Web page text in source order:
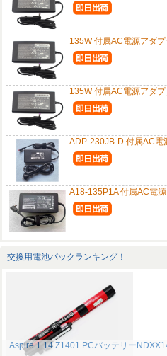
135W 付属AC電源アダ
135W 付属AC電源アダ
ADP-230JB-D 付属AC電
A18-135P1A 付属AC電
交換用電池パックランキング！
Aspire 1 14 Z1401 PCバッテリー